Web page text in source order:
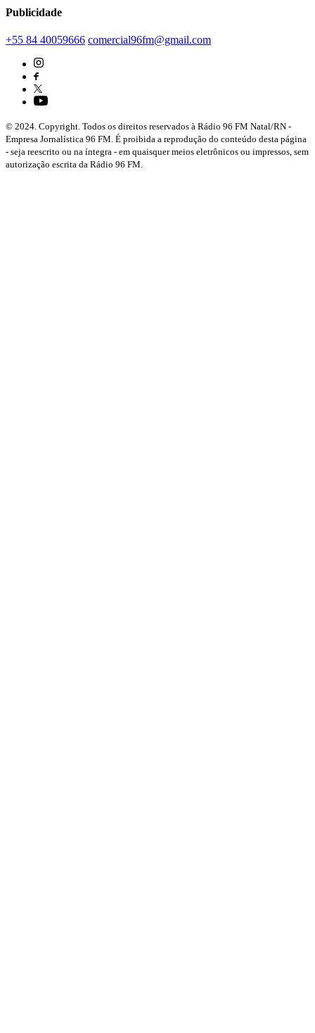
Publicidade
+55 84 40059666 comercial96fm@gmail.com
© 2024. Copyright. Todos os direitos reservados à Rádio 96 FM Natal/RN -
Empresa Jornalística 96 FM. É proibida a reprodução do conteúdo desta página
- seja reescrito ou na íntegra - em quaisquer meios eletrônicos ou impressos, sem
autorização escrita da Rádio 96 FM.